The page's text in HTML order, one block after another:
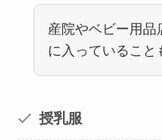
産院やベビー用品
に入っていること
授乳服